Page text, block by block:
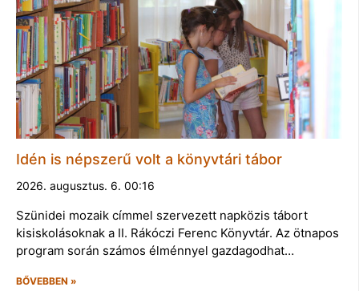
Idén is népszerű volt a könyvtári tábor
2026. augusztus. 6. 00:16
Szünidei mozaik címmel szervezett napközis tábort
kisiskolásoknak a II. Rákóczi Ferenc Könyvtár. Az ötnapos
program során számos élménnyel gazdagodhat…
BŐVEBBEN »